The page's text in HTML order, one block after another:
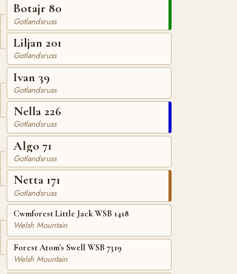
Botajr 80
Gotlandsruss
Liljan 201
Gotlandsruss
Ivan 39
Gotlandsruss
Nella 226
Gotlandsruss
Algo 71
Gotlandsruss
Netta 171
Gotlandsruss
Cwmforest Little Jack WSB 1418
Welsh Mountain
Forest Atom's Swell WSB 7319
Welsh Mountain